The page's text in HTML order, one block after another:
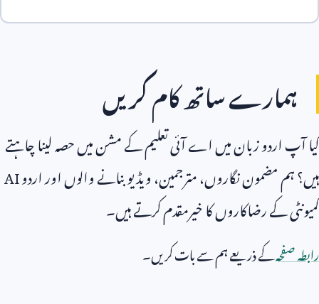
ہمارے ساتھ کام کریں
کیا آپ اردو زبان میں اے آئی تعلیم کے مشن میں حصہ لینا چاہتے
ہیں؟ ہم مضمون نگاروں، مترجمین، ویڈیو بنانے والوں اور اردوAI
کمیونٹی کے رضاکاروں کا خیرمقدم کرتے ہیں۔
رابطہ صفحہکے ذریعے ہم سے بات کریں۔